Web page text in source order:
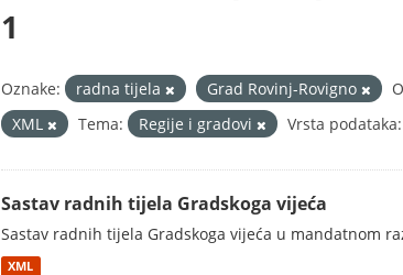
1
Oznake: radna tijela Grad Rovinj-Rovigno
XML
Tema: Regije i gradovi Vrsta podataka:
Sastav radnih tijela Gradskoga vijeća
Sastav radnih tijela Gradskoga vijeća u mandatnom
XML